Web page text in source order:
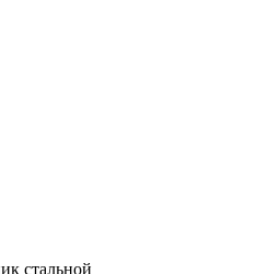
стальной